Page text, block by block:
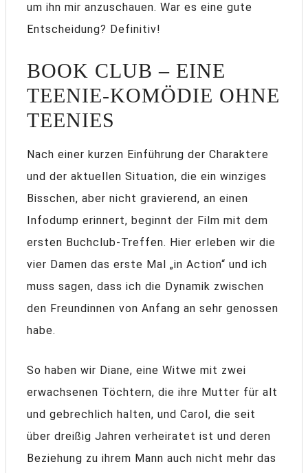
um ihn mir anzuschauen. War es eine gute
Entscheidung? Definitiv!
BOOK CLUB – EINE
TEENIE-KOMÖDIE OHNE
TEENIES
Nach einer kurzen Einführung der Charaktere
und der aktuellen Situation, die ein winziges
Bisschen, aber nicht gravierend, an einen
Infodump erinnert, beginnt der Film mit dem
ersten Buchclub-Treffen. Hier erleben wir die
vier Damen das erste Mal „in Action“ und ich
muss sagen, dass ich die Dynamik zwischen
den Freundinnen von Anfang an sehr genossen
habe.
So haben wir Diane, eine Witwe mit zwei
erwachsenen Töchtern, die ihre Mutter für alt
und gebrechlich halten, und Carol, die seit
über dreißig Jahren verheiratet ist und deren
Beziehung zu ihrem Mann auch nicht mehr das